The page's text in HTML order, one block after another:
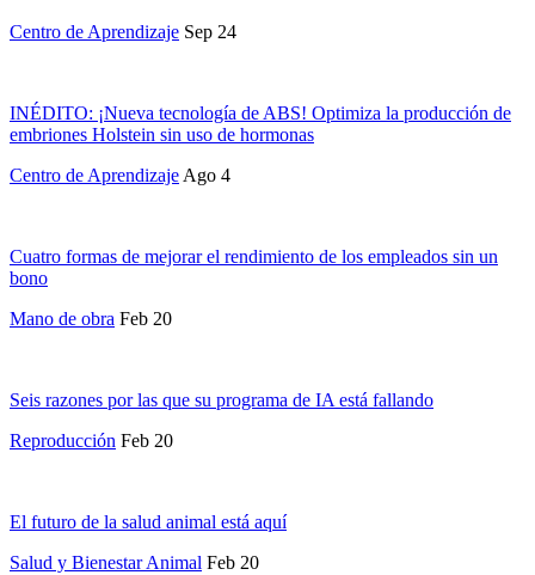
Centro de Aprendizaje Sep 24
INÉDITO: ¡Nueva tecnología de ABS! Optimiza la producción de
embriones Holstein sin uso de hormonas
Centro de Aprendizaje Ago 4
Cuatro formas de mejorar el rendimiento de los empleados sin un
bono
Mano de obra Feb 20
Seis razones por las que su programa de IA está fallando
Reproducción Feb 20
El futuro de la salud animal está aquí
Salud y Bienestar Animal Feb 20